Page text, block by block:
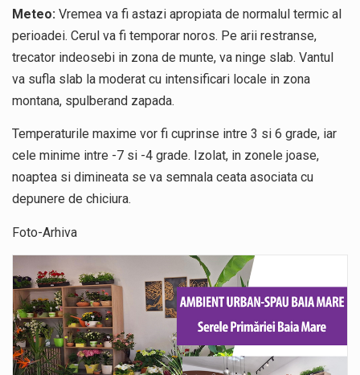
Meteo: Vremea va fi astazi apropiata de normalul termic al
perioadei. Cerul va fi temporar noros. Pe arii restranse,
trecator indeosebi in zona de munte, va ninge slab. Vantul
va sufla slab la moderat cu intensificari locale in zona
montana, spulberand zapada.
Temperaturile maxime vor fi cuprinse intre 3 si 6 grade, iar
cele minime intre -7 si -4 grade. Izolat, in zonele joase,
noaptea si dimineata se va semnala ceata asociata cu
depunere de chiciura.
Foto-Arhiva